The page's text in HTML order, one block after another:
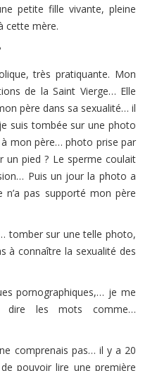
petite fille vivante, pleine
cette mère.
très pratiquante. Mon
de la Saint Vierge… Elle
père dans sa sexualité… il
suis tombée sur une photo
mon père… photo prise par
un pied ? Le sperme coulait
Puis un jour la photo a
pas supporté mon père
tomber sur une telle photo,
à connaître la sexualité des
pornographiques,… je me
dire les mots comme…
comprenais pas… il y a 20
pouvoir lire une première